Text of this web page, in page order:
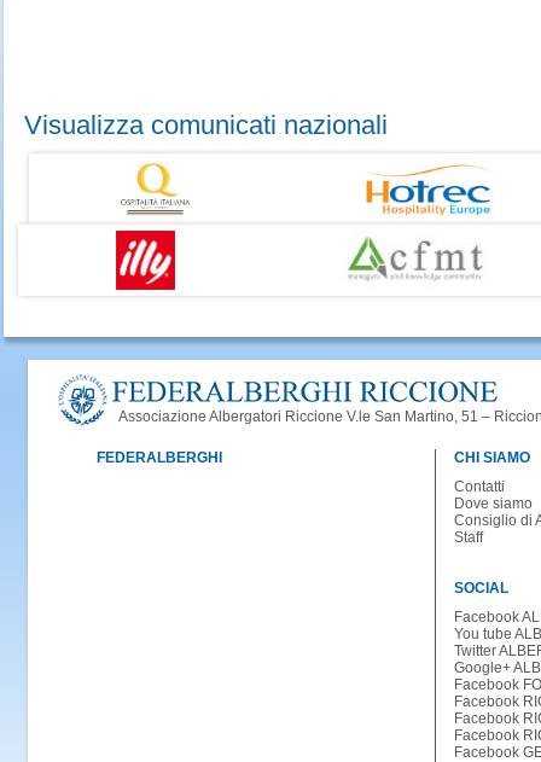
Visualizza comunicati nazionali
Associazione Albergatori Riccione V.le San Martino, 51 –
FEDERALBERGHI
CHI SIAMO
Contatti
Dove siamo
Consiglio di
Staff
SOCIAL
Facebook
You tube
Twitter
Google+
Facebook
Facebook
Facebook
Facebook
Facebook